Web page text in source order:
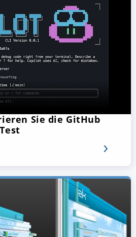
Sie die GitHub